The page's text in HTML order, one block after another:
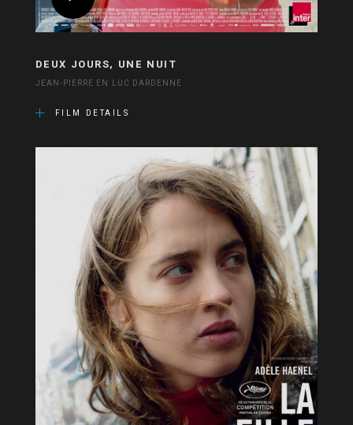
DEUX JOURS, UNE NUIT
JEAN-PIERRE EN LUC DARDENNE
FILM DETAILS